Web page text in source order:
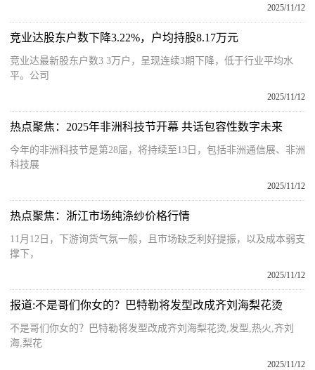
2025/11/12
竞业达股东户数下降3.22%，户均持股8.17万元
竞业达最新股东户数3 3万户，呈现连续3期下降，低于行业平均水
平。公司
2025/11/12
热点聚焦：2025年非洲科技节开幕 共话包容性数字未来
今年的非洲科技节是第28届，将持续至13日，包括非洲通信展、非洲
科技展
2025/11/12
热点聚焦：浙江市场纯涤纱价格行情
11月12日，下游询货气氛一般，且市场缺乏利好提振，以及成本弱支
撑下，
2025/11/12
报道:不是哥们你女的？巴特勒将发型改成齐刘海梨花烫
不是哥们你女的？巴特勒将发型改成齐刘海梨花烫,发型,热火,齐刘
海,梨花
2025/11/12